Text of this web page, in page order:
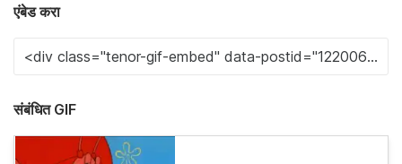
एंबेड करा
संबंधित GIF